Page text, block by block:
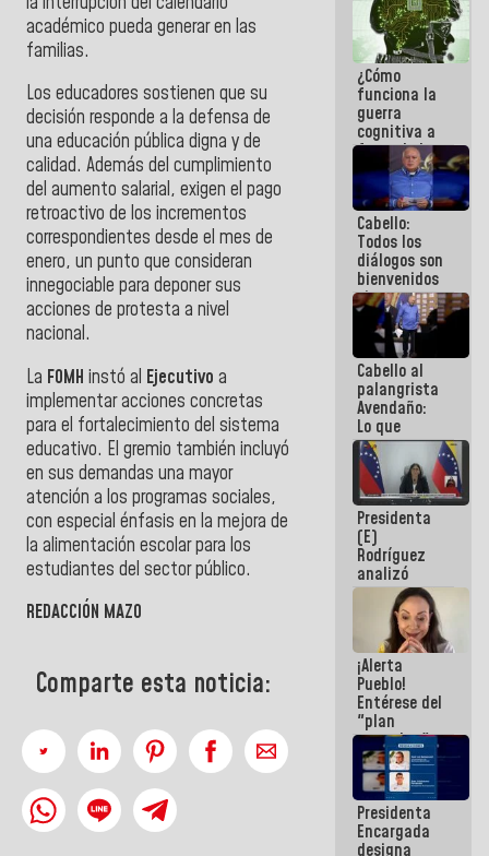
académico pueda generar en las
familias.
Los educadores sostienen que su
decisión responde a la defensa de
una educación pública digna y de
calidad. Además del cumplimiento
del aumento salarial, exigen el pago
retroactivo de los incrementos
correspondientes desde el mes de
enero, un punto que consideran
innegociable para deponer sus
acciones de protesta a nivel
nacional.
La FOMH instó al Ejecutivo a
implementar acciones concretas
para el fortalecimiento del sistema
educativo. El gremio también incluyó
en sus demandas una mayor
atención a los programas sociales,
con especial énfasis en la mejora de
la alimentación escolar para los
estudiantes del sector público.
REDACCIÓN MAZO
Comparte esta noticia:
adaptarse
al plan de
ahorro
energético
¿Cómo
funciona la
guerra
cognitiva a
favor de la
narrativa
hegemónica?
(1)
Cabello:
Todos los
diálogos son
bienvenidos
siempre que
estén en el
marco de la
Constitución
de la
República
Cabello al
palangrista
Avendaño:
Lo que
vayas a
escribir
hazlo hoy
por que no
sabemos si
la semana
que viene
hay
programa
Presidenta
(E)
Rodríguez
analizó
junto a
gobernadores
planes de
recuperación
del Sistema
Eléctrico
Nacional
¡Alerta
Pueblo!
Entérese del
"plan
enjambre"
de La Sayo
para
sabotear el
diálogo y
promover el
Presidenta
Encargada
designa